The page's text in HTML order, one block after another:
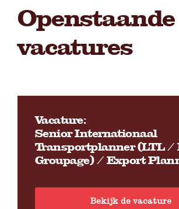
Openstaande
vacatures
Vacature:
Senior Internationaal
Transportplanner (LTL /
Groupage) / Export
Bekijk de vacature